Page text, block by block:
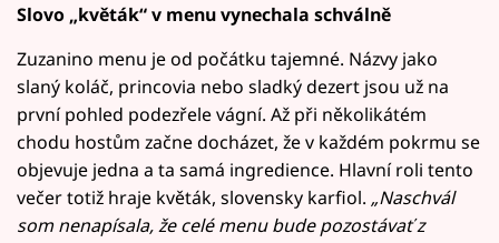
Slovo „květák“v menu vynechala schválně
Zuzanino menu je od počátku tajemné. Názvy jako
slaný koláč, princovia nebo sladký dezert jsou už na
první pohled podezřele vágní. Až při několikátém
chodu hostům začne docházet, že v každém pokrmu se
objevuje jedna a ta samá ingredience. Hlavní roli tento
večer totiž hraje květák, slovensky karfiol. „Naschvál
som nenapísala, že celé menu bude pozostávať z